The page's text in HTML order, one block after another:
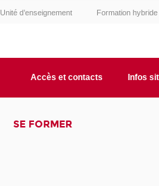
Unité d’enseignement Formation
Accès et contacts Infos
SE FORMER